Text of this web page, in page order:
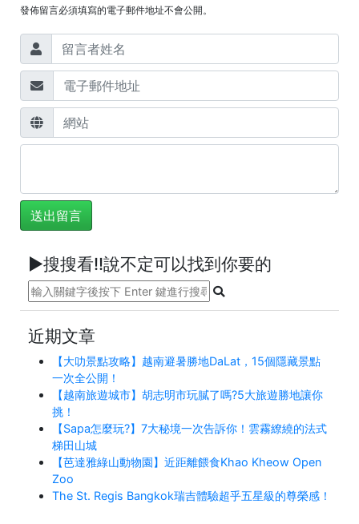
發佈留言必須填寫的電子郵件地址不會公開。
►搜搜看!!說不定可以找到你要的
近期文章
【大叻景點攻略】越南避暑勝地DaLat，15個隱藏景點
一次全公開！
【越南旅遊城市】胡志明市玩膩了嗎?5大旅遊勝地讓你
挑！
【Sapa怎麼玩?】7大秘境一次告訴你！雲霧繚繞的法式
梯田山城
【芭達雅綠山動物園】近距離餵食Khao Kheow Open
Zoo
The St. Regis Bangkok瑞吉體驗超乎五星級的尊榮感！